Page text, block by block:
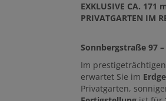
EXKLUSIVE CA. 171
PRIVATGARTEN IM
Sonnbergstraße 97
Im prestigeträchtigen
erwartet Sie im
Privatgarten,